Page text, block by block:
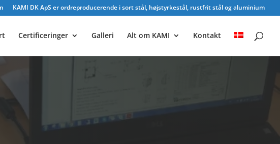
KAMI DK ApS er ordreproducerende i sort stål, højstyrkestål, rustfrit stål og aluminium
Certificeringer Galleri Alt om KAMI Kontakt